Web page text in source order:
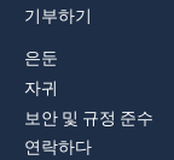
기부하기
은둔
자귀
보안 및 규정 준수
연락하다